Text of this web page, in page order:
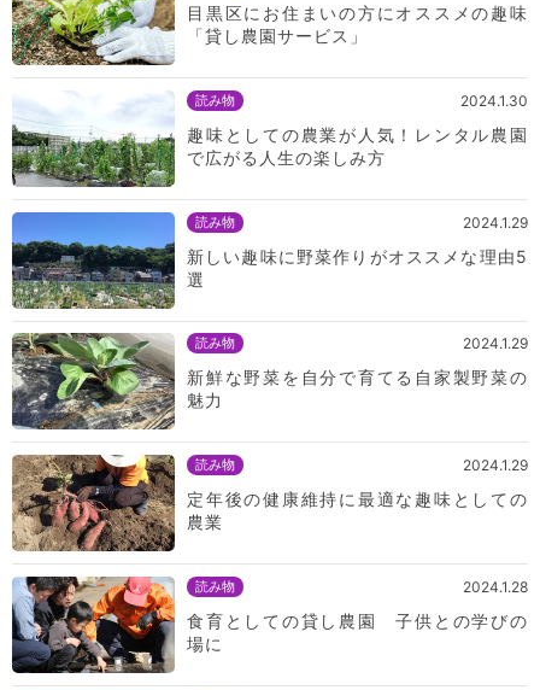
目黒区にお住まいの方にオススメの趣味
「貸し農園サービス」
読み物 2024.1.30
趣味としての農業が人気！レンタル農園
で広がる人生の楽しみ方
読み物 2024.1.29
新しい趣味に野菜作りがオススメな理由5
選
読み物 2024.1.29
新鮮な野菜を自分で育てる自家製野菜の
魅力
読み物 2024.1.29
定年後の健康維持に最適な趣味としての
農業
読み物 2024.1.28
食育としての貸し農園 子供との学びの
場に